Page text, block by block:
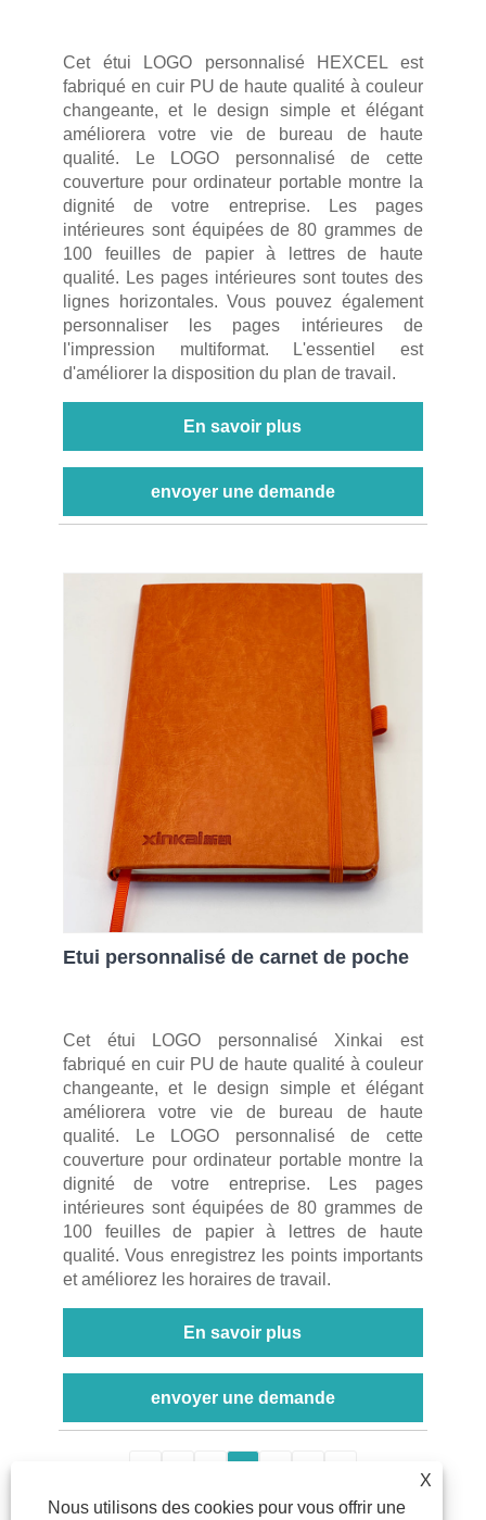
Cet étui LOGO personnalisé HEXCEL est
fabriqué en cuir PU de haute qualité à couleur
changeante, et le design simple et élégant
améliorera votre vie de bureau de haute
qualité. Le LOGO personnalisé de cette
couverture pour ordinateur portable montre la
dignité de votre entreprise. Les pages
intérieures sont équipées de 80 grammes de
100 feuilles de papier à lettres de haute
qualité. Les pages intérieures sont toutes des
lignes horizontales. Vous pouvez également
personnaliser les pages intérieures de
l'impression multiformat. L'essentiel est
d'améliorer la disposition du plan de travail.
En savoir plus
envoyer une demande
Etui personnalisé de carnet de poche
Cet étui LOGO personnalisé Xinkai est
fabriqué en cuir PU de haute qualité à couleur
changeante, et le design simple et élégant
améliorera votre vie de bureau de haute
qualité. Le LOGO personnalisé de cette
couverture pour ordinateur portable montre la
dignité de votre entreprise. Les pages
intérieures sont équipées de 80 grammes de
100 feuilles de papier à lettres de haute
qualité. Vous enregistrez les points importants
et améliorez les horaires de travail.
En savoir plus
envoyer une demande
3
X
Nous utilisons des cookies pour vous offrir une